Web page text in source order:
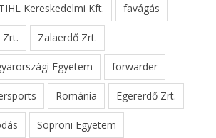
Kereskedelmi Kft. favágás
Zrt. Zalaerdő Zrt.
Egyetem forwarder
Románia Egererdő Zrt.
Soproni Egyetem